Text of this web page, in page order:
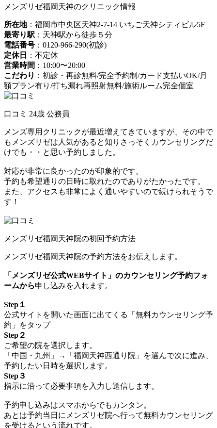
メンズリゼ福岡天神のクリニック情報
所在地：福岡市中央区天神2-7-14 いちご天神シティビル5F
最寄り駅 ：天神駅から徒歩５分
電話番号 ：0120-966-290(初診)
定休日
：不定休
営業時間 ：10:00〜20:00
こだわり ：初診・再診無料/完全予約制/カード支払いOK/月
額プラン有り/打ち漏れ再照射無料/施術ルーム完全個室
口コミ 24歳 公務員
メンズ専用クリニックが最近増えてきていますが、その中で
もメンズリゼは人気があると知りさっそくカウンセリングだ
けでも・・と思い予約しました。
対応が非常に良かったのが印象的です。
予約も希望通りの日時に取れたのでありがたかったです。
また、アクセスも非常によく通いやすいので続けられそうで
す！
メンズリゼ福岡天神院の初回予約方法
メンズリゼ福岡天神院の予約方法をお伝えします。
「メンズリゼ公式WEBサイト」のカウンセリング予約フォ
ームから申し込みを入れます。
Step１
公式サイトを開いた画面に出てくる「無料カウンセリング予
約」をタップ
Step２
ご希望の院を選択します。
「中国・九州」→「福岡天神西通り院」を選んで次に進み、
予約したい日時を選択します。
Step３
指示に沿って必要事項を入力し送信します。
予約申し込みはスマホからでもカンタン。
あとは予約当日にメンズリゼ院へ行って無料カウンセリング
を受けるという流れです。